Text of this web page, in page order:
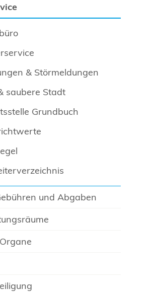
& Störmeldungen
saubere Stadt
Grundbuch
und Abgaben